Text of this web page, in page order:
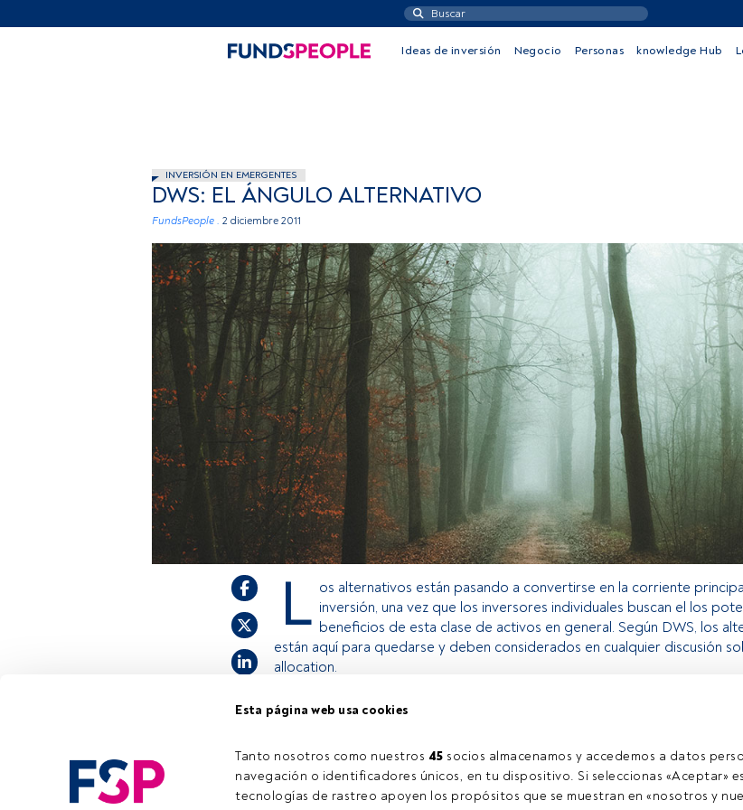
Esta página web usa cookies
Tanto nosotros como nuestros 45 socios almacenamos y accedemos a datos
navegación o identificadores únicos, en tu dispositivo. Si seleccionas «Aceptar»
tecnologías de rastreo apoyen los propósitos que se muestran en «nosotros y
Ideas de inversión Negocio Personas knowledge Hub
INVERSIÓN EN EMERGENTES
DWS: EL ÁNGULO ALTERNATIVO
FundsPeople . 2 diciembre 2011
22 s.
L os alternativos están pasando a convertirse en la corriente
inversión, una vez que los inversores individuales buscan el los
beneficios de esta clase de activos en general. Según DWS, los
están aquí para quedarse y deben considerados en cualquier discusión
allocation.
estás registrado, accede desde el botón Login. Si aún no tienes cuenta,
invitamos a registrarte y disfrutar de todo el universo que ofrece
Accede a FundsPeople